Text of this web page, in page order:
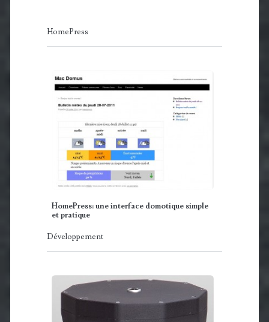
HomePress
HomePress: une interface domotique simple
et pratique
Développement